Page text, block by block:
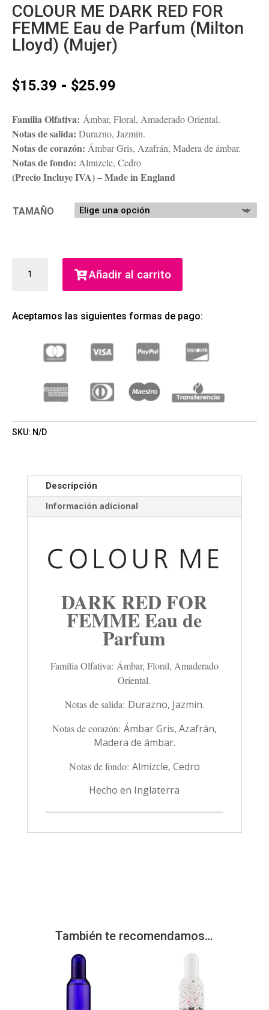
COLOUR ME DARK RED FOR
FEMME Eau de Parfum (Milton
Lloyd) (Mujer)
$15.39 - $25.99
precios:
desde
$15.39
hasta
$25.99
Familia Olfativa: Ámbar, Floral, Amaderado Oriental.
Notas de salida: Durazno, Jazmín.
Notas de corazón: Ámbar Gris, Azafrán, Madera de ámbar.
Notas de fondo: Almizcle, Cedro
(Precio Incluye IVA) – Made in England
TAMAÑO
FOR
(MILTON
LLOYD)
CANTIDAD
Añadir al carrito
Aceptamos las siguientes formas de pago:
SKU: N/D
Descripción
Información adicional
DARK RED FOR
FEMME Eau de
Parfum
Familia Olfativa: Ámbar, Floral, Amaderado
Oriental.
Notas de salida: Durazno, Jazmín.
Notas de corazón: Ámbar Gris, Azafrán,
Madera de ámbar.
Notas de fondo: Almizcle, Cedro
Hecho en Inglaterra
También te recomendamos…